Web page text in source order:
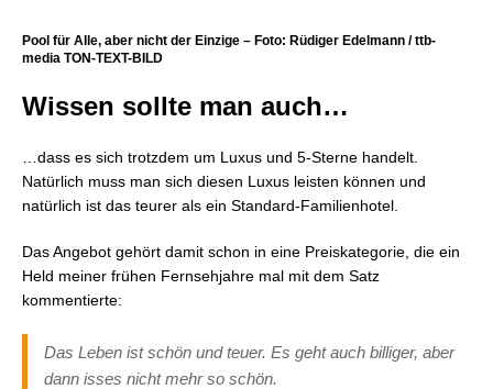
Pool für Alle, aber nicht der Einzige – Foto: Rüdiger Edelmann / ttb-
media TON-TEXT-BILD
Wissen sollte man auch…
…dass es sich trotzdem um Luxus und 5-Sterne handelt.
Natürlich muss man sich diesen Luxus leisten können und
natürlich ist das teurer als ein Standard-Familienhotel.
Das Angebot gehört damit schon in eine Preiskategorie, die ein
Held meiner frühen Fernsehjahre mal mit dem Satz
kommentierte:
Das Leben ist schön und teuer. Es geht auch billiger, aber
dann isses nicht mehr so schön.